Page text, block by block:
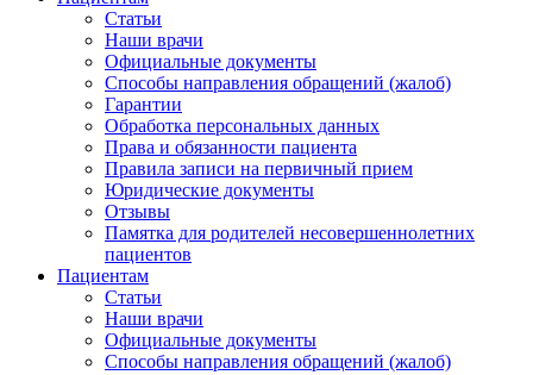
Статьи
Наши врачи
Официальные документы
Способы направления обращений (жалоб)
Гарантии
Обработка персональных данных
Права и обязанности пациента
Правила записи на первичный прием
Юридические документы
Отзывы
Памятка для родителей несовершеннолетних
пациентов
Пациентам
Статьи
Наши врачи
Официальные документы
Способы направления обращений (жалоб)